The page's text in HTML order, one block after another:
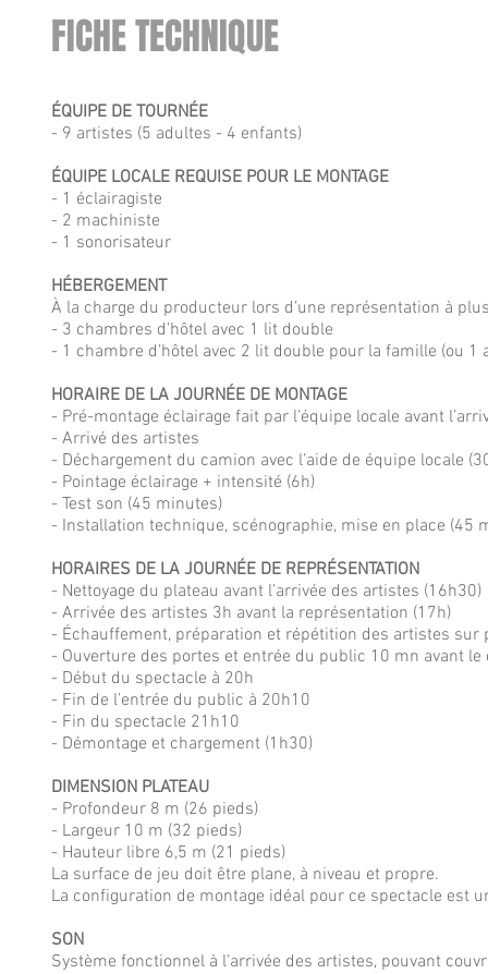
FICHE TECHNIQUE
ÉQUIPE DE TOURNÉE
- 9 artistes (5 adultes - 4 enfants)
ÉQUIPE LOCALE REQUISE POUR LE MONTAGE
- 1 éclairagiste
- 2 machiniste
- 1 sonorisateur
HÉBERGEMENT
À la charge du producteur lors d’une représentation à
- 3 chambres d’hôtel avec 1 lit double
- 1 chambre d’hôtel avec 2 lit double pour la famille (ou 1
HORAIRE DE LA JOURNÉE DE MONTAGE
- Pré-montage éclairage fait par l’équipe locale avant
- Arrivé des artistes
- Déchargement du camion avec l’aide de équipe locale
- Pointage éclairage + intensité (6h)
- Test son (45 minutes)
- Installation technique, scénographie, mise en place (45
HORAIRES DE LA JOURNÉE DE REPRÉSENTATION
- Nettoyage du plateau avant l’arrivée des artistes (16h30)
- Arrivée des artistes 3h avant la représentation (17h)
- Échauffement, préparation et répétition des artistes sur
- Ouverture des portes et entrée du public 10 mn avant
- Début du spectacle à 20h
- Fin de l’entrée du public à 20h10
- Fin du spectacle 21h10
- Démontage et chargement (1h30)
DIMENSION PLATEAU
- Profondeur 8 m (26 pieds)
- Largeur 10 m (32 pieds)
- Hauteur libre 6,5 m (21 pieds)
La surface de jeu doit être plane, à niveau et propre.
La configuration de montage idéal pour ce spectacle est
SON
Système fonctionnel à l’arrivée des artistes, pouvant